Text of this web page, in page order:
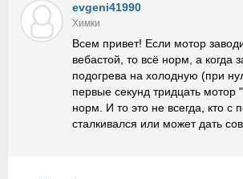
evgeni41990
Химки
Всем привет! Если мотор
вебастой, то всё норм, а когда
подогрева на холодную (при
первые секунд тридцать мотор
норм. И то это не всегда, кто с
сталкивался или может дать